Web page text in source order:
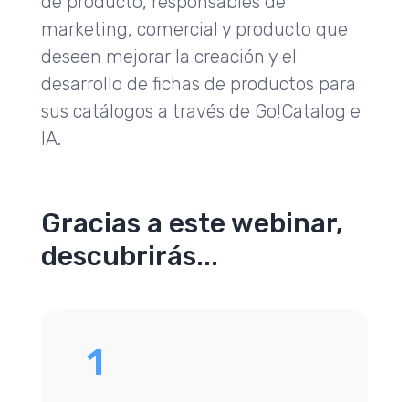
marketing, comercial y producto que
deseen mejorar la creación y el
desarrollo de fichas de productos para
sus catálogos a través de Go!Catalog e
IA.
Gracias a este webinar,
descubrirás...
1